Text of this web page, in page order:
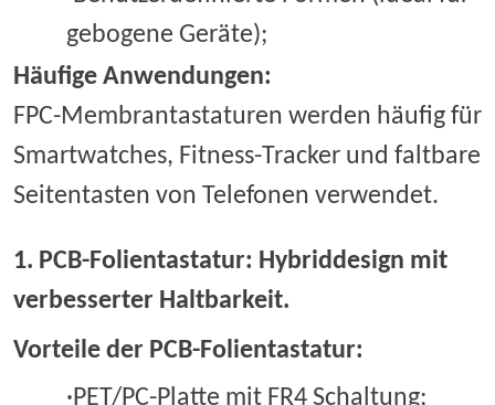
gebogene Geräte);
Häufige Anwendungen:
FPC-Membrantastaturen werden häufig für
Smartwatches, Fitness-Tracker und faltbare
Seitentasten von Telefonen verwendet.
1. PCB-Folientastatur: Hybriddesign mit
verbesserter Haltbarkeit.
Vorteile der PCB-Folientastatur:
·PET/PC-Platte mit FR4 Schaltung;